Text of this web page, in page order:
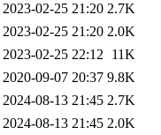
2023-02-25 21:20 2.7K
2023-02-25 21:20 2.0K
2023-02-25 22:12 11K
2020-09-07 20:37 9.8K
2024-08-13 21:45 2.7K
2024-08-13 21:45 2.0K